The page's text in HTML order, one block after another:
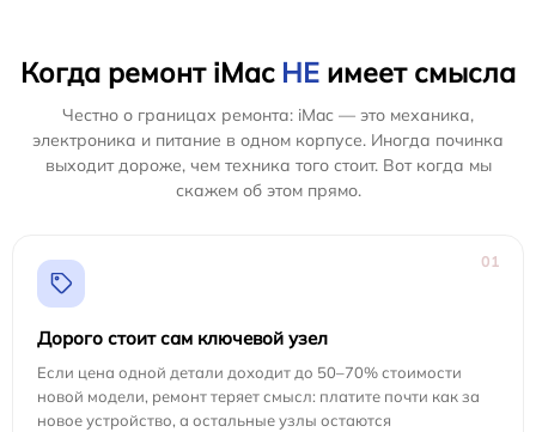
Когда ремонт iMac НЕ имеет смысла
Честно о границах ремонта: iMac — это механика,
электроника и питание в одном корпусе. Иногда починка
выходит дороже, чем техника того стоит. Вот когда мы
скажем об этом прямо.
01
Дорого стоит сам ключевой узел
Если цена одной детали доходит до 50–70% стоимости
новой модели, ремонт теряет смысл: платите почти как за
новое устройство, а остальные узлы остаются